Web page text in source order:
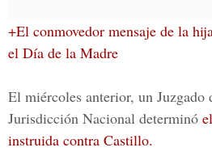
+El conmovedor mensaje de la
el Día de la Madre
El miércoles anterior, un Juzgado
Jurisdicción Nacional determinó
instruida contra Castillo.